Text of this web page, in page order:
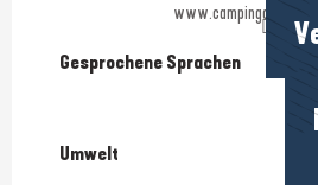
Gesprochene Sprachen
Gesprochene Sprachen
Umwelt
Umwelt